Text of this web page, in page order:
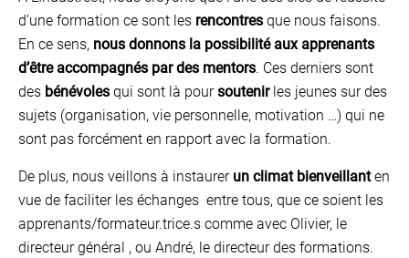
d’une formation ce sont les rencontres que nous faisons.
En ce sens, nous donnons la possibilité aux apprenants
d’être accompagnés par des mentors. Ces derniers sont
des bénévoles qui sont là poursoutenirles jeunes sur des
sujets (organisation, vie personnelle, motivation …) qui ne
sont pas forcément en rapport avec la formation.
De plus, nous veillons à instaurer un climat bienveillanten
vue de faciliter les échanges entre tous, que ce soient les
apprenants/formateur.trice.s comme avec Olivier, le
directeur général , ou André, le directeur des formations.